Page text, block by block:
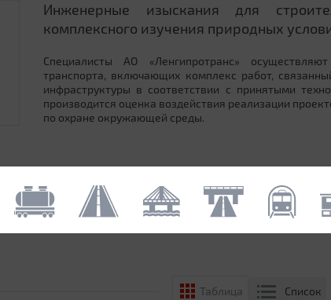
Инженерные изыскания для
комплексного изучения природных
Специалисты АО «Ленгипротранс»
транспорта, включающих комплекс работ,
инфраструктуры в соответствии с принятыми
производится оценка воздействия реализации
по охране окружающей среды.
Таблица Список